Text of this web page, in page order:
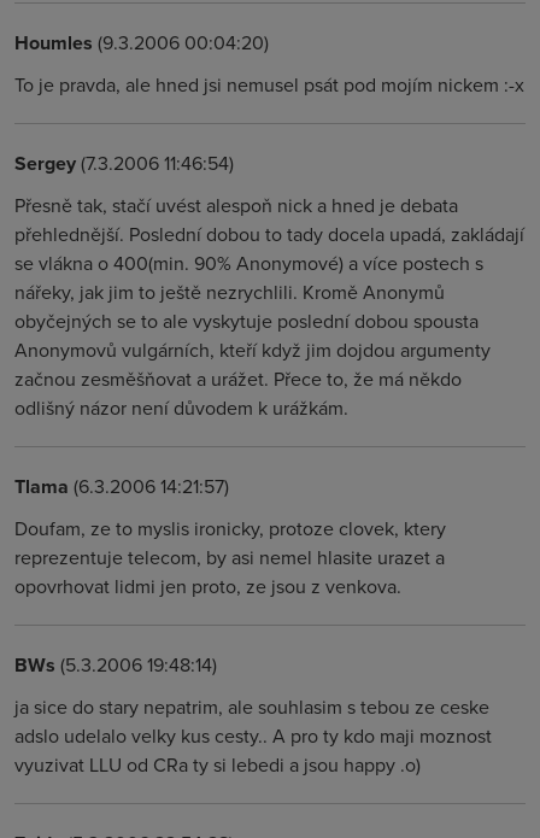
Houmles (9.3.2006 00:04:20)
To je pravda, ale hned jsi nemusel psát pod mojím nickem :-x
Sergey(7.3.2006 11:46:54)
Přesně tak, stačí uvést alespoň nick a hned je debata
přehlednější. Poslední dobou to tady docela upadá, zakládají
se vlákna o 400(min. 90% Anonymové) a více postech s
nářeky, jak jim to ještě nezrychlili. Kromě Anonymů
obyčejných se to ale vyskytuje poslední dobou spousta
Anonymovů vulgárních, kteří když jim dojdou argumenty
začnou zesměšňovat a urážet. Přece to, že má někdo
odlišný názor není důvodem k urážkám.
Tlama (6.3.2006 14:21:57)
Doufam, ze to myslis ironicky, protoze clovek, ktery
reprezentuje telecom, by asi nemel hlasite urazet a
opovrhovat lidmi jen proto, ze jsou z venkova.
BWs (5.3.2006 19:48:14)
ja sice do stary nepatrim, ale souhlasim s tebou ze ceske
adslo udelalo velky kus cesty.. A pro ty kdo maji moznost
vyuzivat LLU od CRa ty si lebedi a jsou happy .o)